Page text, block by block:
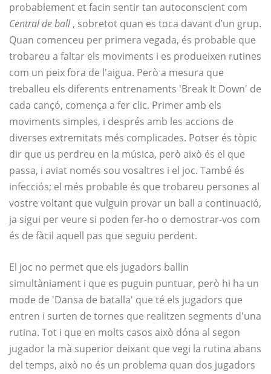
probablement et facin sentir tan autoconscient com
Central de ball, sobretot quan es toca davant d’un grup.
Quan comenceu per primera vegada, és probable que
trobareu a faltar els moviments i es produeixen rutines
com un peix fora de l'aigua. Però a mesura que
treballeu els diferents entrenaments 'Break It Down' de
cada cançó, comença a fer clic. Primer amb els
moviments simples, i després amb les accions de
diverses extremitats més complicades. Potser és tòpic
dir que us perdreu en la música, però això és el que
passa, i aviat només sou vosaltres i el joc. També és
infecciós; el més probable és que trobareu persones al
vostre voltant que vulguin provar un ball a continuació,
ja sigui per veure si poden fer-ho o demostrar-vos com
és de fàcil aquell pas que seguiu perdent.
El joc no permet que els jugadors ballin
simultàniament i que es puguin puntuar, però hi ha un
mode de 'Dansa de batalla' que té els jugadors que
entren i surten de tornes que realitzen segments d'una
rutina. Tot i que en molts casos això dóna al segon
jugador la mà superior deixant que vegi la rutina abans
del temps, això no és un problema quan dos jugadors